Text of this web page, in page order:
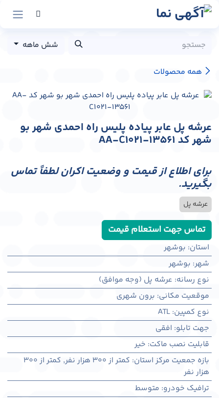
پرش به محتوا
همه محصولات
شش ماهه
عرشه پل عابر پیاده پلیس راه احمدی شهر بو
شهر کد AA-C1021-13561
برای اطلاع از قیمت و وضعیت اکران لطفاً تماس
بگیرید.
عرشه پل
تماس جهت استعلام قیمت
استان: بوشهر
شهر: بوشهر
نوع رسانه: عرشه پل (وجه موافق)
موقعیت مکانی: برون شهری
نوع کمپین:
ATL
جهت تابلو: افقی
قابلیت نصب ماکت: خیر
بازه جمعیت مرکز استان: کمتر از ۳۰۰ هزار نفر ,
کمتر از ۳۰۰
هزار نفر
ترافیک خودرو: متوسط